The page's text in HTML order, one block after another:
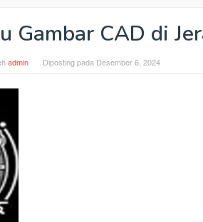
Gambar CAD di
admin Diposting pada Desember 6, 2024